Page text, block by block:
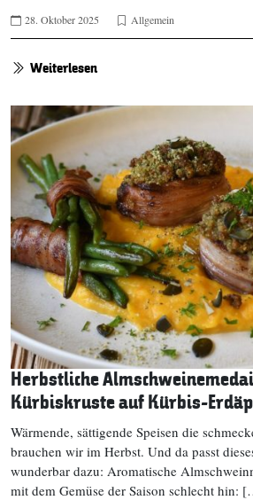
28. Oktober 2025 Allgemein
Weiterlesen
Herbstliche
Kürbiskruste auf Kürbis-
Wärmende, sättigende Speisen die
brauchen wir im Herbst. Und da passt
wunderbar dazu: Aromatische
mit dem Gemüse der Saison schlecht hin: